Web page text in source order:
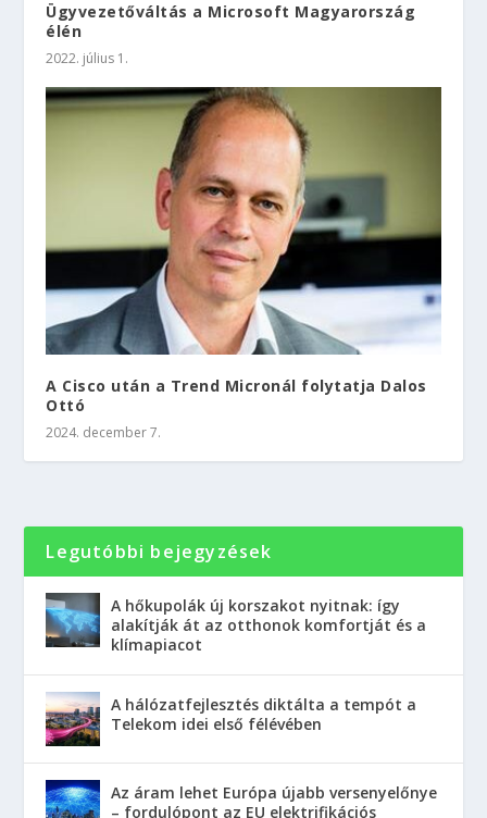
Ügyvezetőváltás a Microsoft Magyarország
élén
2022. július 1.
A Cisco után a Trend Micronál folytatja Dalos
Ottó
2024. december 7.
Legutóbbi bejegyzések
A hőkupolák új korszakot nyitnak: így
alakítják át az otthonok komfortját és a
klímapiacot
A hálózatfejlesztés diktálta a tempót a
Telekom idei első félévében
Az áram lehet Európa újabb versenyelőnye
– fordulópont az EU elektrifikációs